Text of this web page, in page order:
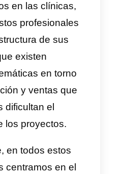
clínicos
a la estética
aparte,
y
de la salud a
sus proyectos,
implementar su
Gran parte